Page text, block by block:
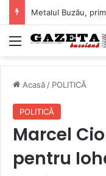
Mediu
Acasă / POLITICĂ
POLITICĂ
Marcel
pentru